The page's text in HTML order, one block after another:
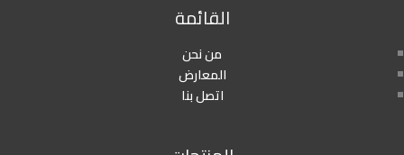
القائمة
من نحن
المعارض
اتصل بنا